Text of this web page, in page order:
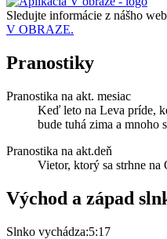
Sledujte informácie z nášho
V OBRAZE.
Pranostiky
Pranostika na akt. mesiac
Keď leto na Leva príde,
bude tuhá zima a mnoho
Pranostika na akt.deň
Vietor, ktorý sa strhne na
Východ a západ
Slnko vychádza:5:17